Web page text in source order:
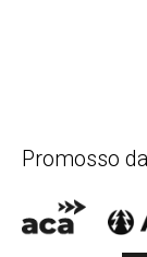
Promosso da